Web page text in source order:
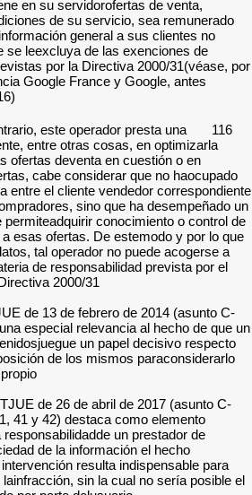
electrónico
determine las
porel mismo y dé
puede implicar que
responsabilidad
analogía, la
Cuando, por el
presentación de
promover tales
una posición
y lospotenciales
papel activo que le
los datos relativos
se refiere a esos
laexcepción en
También en la
466/12 ) seotorga
proveedor de
de la puesta a
Y la sentencia del
527/15 ,párrafos
determinante de la
servicios de la
deapreciar que su
que se materialice